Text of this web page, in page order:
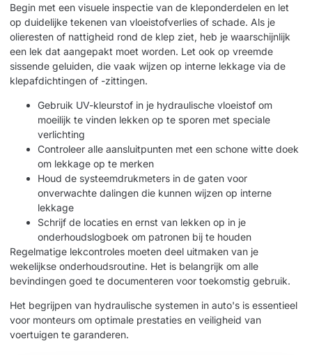
Begin met een visuele inspectie van de kleponderdelen en let
op duidelijke tekenen van vloeistofverlies of schade. Als je
olieresten of nattigheid rond de klep ziet, heb je waarschijnlijk
een lek dat aangepakt moet worden. Let ook op vreemde
sissende geluiden, die vaak wijzen op interne lekkage via de
klepafdichtingen of -zittingen.
Gebruik UV-kleurstof in je hydraulische vloeistof om
moeilijk te vinden lekken op te sporen met speciale
verlichting
Controleer alle aansluitpunten met een schone witte doek
om lekkage op te merken
Houd de systeemdrukmeters in de gaten voor
onverwachte dalingen die kunnen wijzen op interne
lekkage
Schrijf de locaties en ernst van lekken op in je
onderhoudslogboek om patronen bij te houden
Regelmatige lekcontroles moeten deel uitmaken van je
wekelijkse onderhoudsroutine. Het is belangrijk om alle
bevindingen goed te documenteren voor toekomstig gebruik.
Het begrijpen van hydraulische systemen in auto's is essentieel
voor monteurs om optimale prestaties en veiligheid van
voertuigen te garanderen.